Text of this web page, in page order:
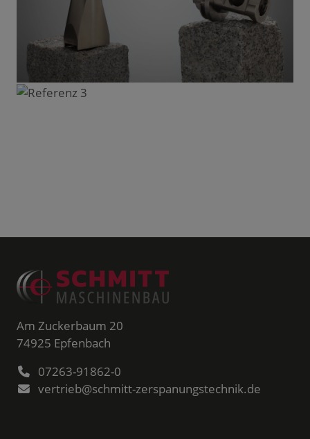
Am Zuckerbaum 20
74925 Epfenbach
07263-91862-0
vertrieb@schmitt-zerspanungstechnik.de